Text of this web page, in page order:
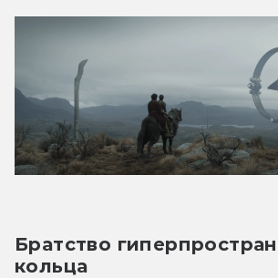
Братство
кольца